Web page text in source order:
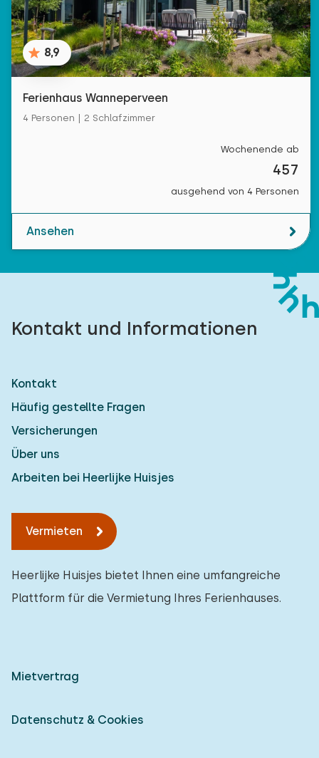
8,9
Ferienhaus Wanneperveen
4 Personen | 2 Schlafzimmer
Wochenende ab
457
ausgehend von 4 Personen
Ansehen
Kontakt und Informationen
Kontakt
Häufig gestellte Fragen
Versicherungen
Über uns
Arbeiten bei Heerlijke Huisjes
Vermieten
Heerlijke Huisjes bietet Ihnen eine umfangreiche
Plattform für die Vermietung Ihres Ferienhauses.
Mietvertrag
Datenschutz & Cookies